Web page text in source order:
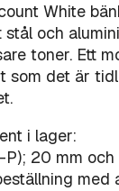
White
och
toner. Ett
som det är
i lager:
P); 20 mm